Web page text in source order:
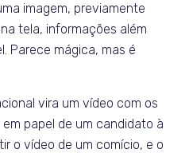
imagem, previamente
tela, informações além
Parece mágica, mas é
vira um vídeo com os
papel de um candidato à
o vídeo de um comício, e o